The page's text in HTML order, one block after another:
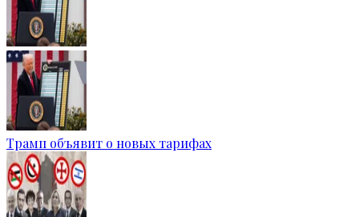
Трамп объявит о новых тарифах